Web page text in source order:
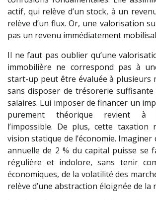
actif, qui relève d’un stock, à un
relève d’un flux. Or, une valorisation
pas un revenu immédiatement
Il ne faut pas oublier qu’une
immobilière ne correspond pas à
start-up peut être évaluée à plusieurs
sans disposer de trésorerie
salaires. Lui imposer de financer un
purement théorique revient à
l’impossible. De plus, cette taxation
vision statique de l’économie. Imaginer
annuelle de 2 % du capital puisse se
régulière et indolore, sans tenir
économiques, de la volatilité des
relève d’une abstraction éloignée de la